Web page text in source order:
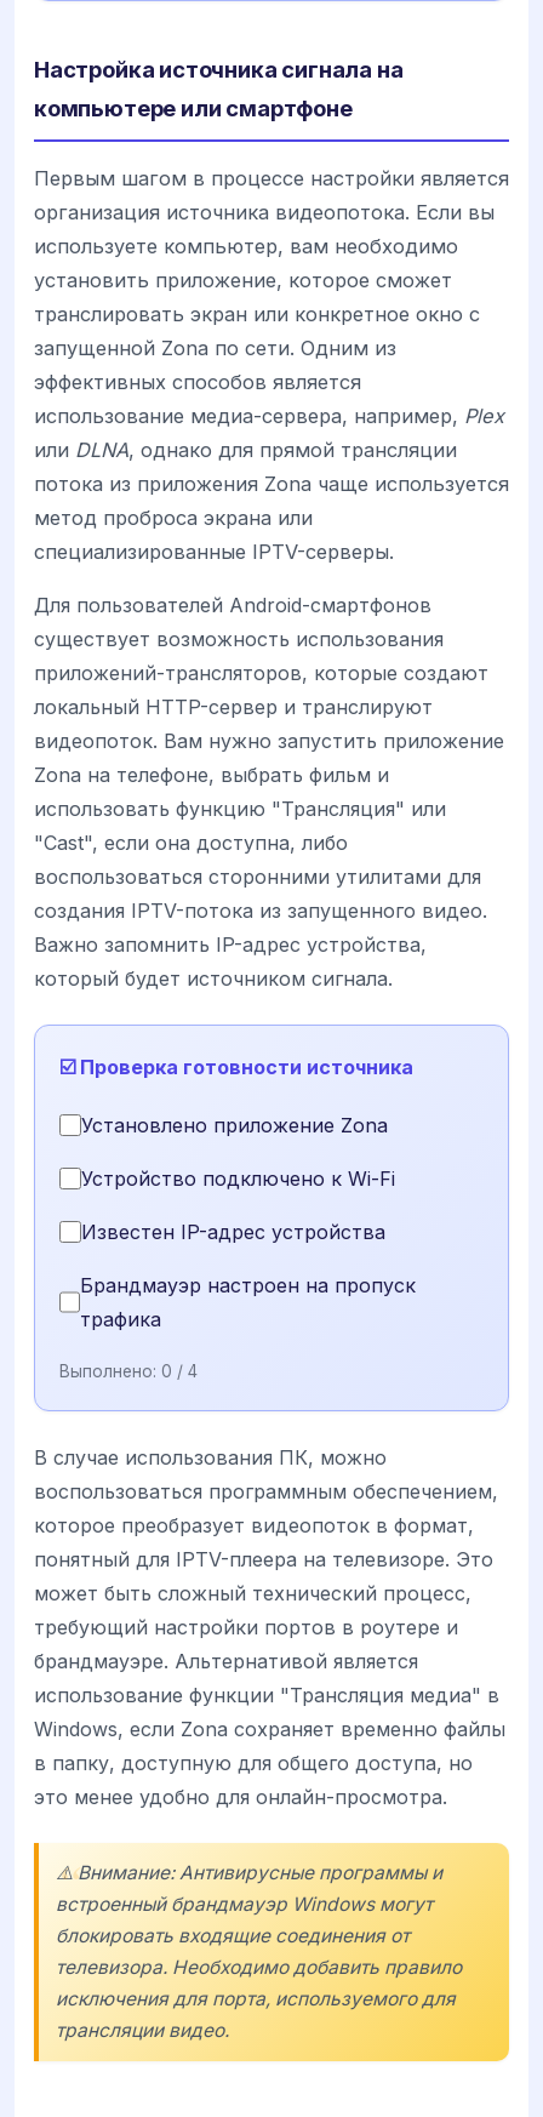
Настройка источника сигнала на
компьютере или смартфоне
Первым шагом в процессе настройки является
организация источника видеопотока. Если вы
используете компьютер, вам необходимо
установить приложение, которое сможет
транслировать экран или конкретное окно с
запущенной Zona по сети. Одним из
эффективных способов является
использование медиа-сервера, например, Plex
или DLNA, однако для прямой трансляции
потока из приложения Zona чаще используется
метод проброса экрана или
специализированные IPTV-серверы.
Для пользователей Android-смартфонов
существует возможность использования
приложений-трансляторов, которые создают
локальный HTTP-сервер и транслируют
видеопоток. Вам нужно запустить приложение
Zona на телефоне, выбрать фильм и
использовать функцию "Трансляция" или
"Cast", если она доступна, либо
воспользоваться сторонними утилитами для
создания IPTV-потока из запущенного видео.
Важно запомнить IP-адрес устройства,
который будет источником сигнала.
☑️ Проверка готовности источника
Установлено приложение Zona
Устройство подключено к Wi-Fi
Известен IP-адрес устройства
Брандмауэр настроен на пропуск
трафика
Выполнено: 0 / 4
В случае использования ПК, можно
воспользоваться программным обеспечением,
которое преобразует видеопоток в формат,
понятный для IPTV-плеера на телевизоре. Это
может быть сложный технический процесс,
требующий настройки портов в роутере и
брандмауэре. Альтернативой является
использование функции "Трансляция медиа" в
Windows, если Zona сохраняет временно файлы
в папку, доступную для общего доступа, но
это менее удобно для онлайн-просмотра.
⚠️ Внимание: Антивирусные программы и
встроенный брандмауэр Windows могут
блокировать входящие соединения от
телевизора. Необходимо добавить правило
исключения для порта, используемого для
трансляции видео.